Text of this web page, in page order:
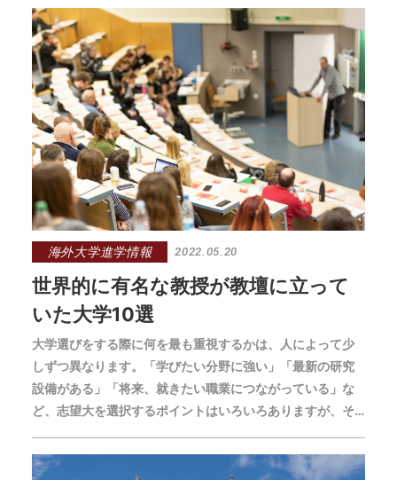
介します。学びの質や満足度の高い海外進学・留学を実現
するため、留学先を検討する材料の1つにしてください。
海外大学進学情報 2022.05.20
世界的に有名な教授が教壇に立って
いた大学10選
大学選びをする際に何を最も重視するかは、人によって少
しずつ異なります。「学びたい分野に強い」「最新の研究
設備がある」「将来、就きたい職業につながっている」な
ど、志望大を選択するポイントはいろいろありますが、そ
べて研究し、海外進学した先輩の中にも、「あの教授の授
業が受けてみたかったから」を志望理由の1つに挙げる人が